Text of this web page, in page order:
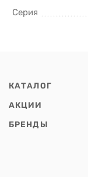
Серия
КАТАЛОГ
АКЦИИ
БРЕНДЫ